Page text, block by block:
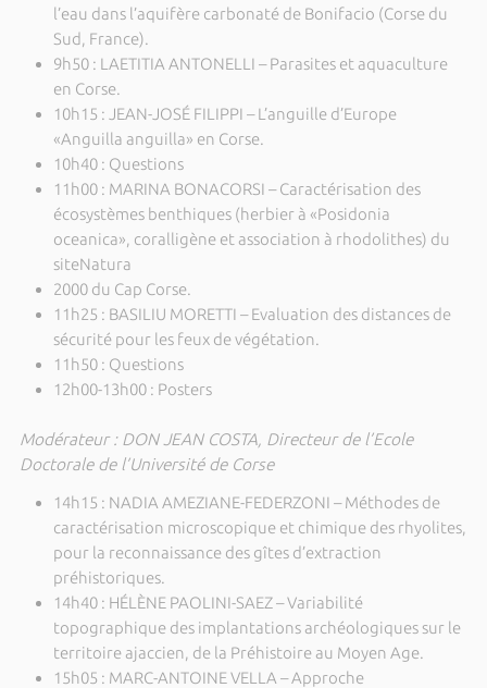
l’eau dans l’aquifère carbonaté de Bonifacio (Corse du
Sud, France).
9h50 : LAETITIA ANTONELLI – Parasites et aquaculture
en Corse.
10h15 : JEAN-JOSÉ FILIPPI – L’anguille d’Europe
«Anguilla anguilla» en Corse.
10h40 : Questions
11h00 : MARINA BONACORSI – Caractérisation des
écosystèmes benthiques (herbier à «Posidonia
oceanica», coralligène et association à rhodolithes) du
siteNatura
2000 du Cap Corse.
11h25 : BASILIU MORETTI – Evaluation des distances de
sécurité pour les feux de végétation.
11h50 : Questions
12h00-13h00 : Posters
Modérateur : DON JEAN COSTA, Directeur de l’Ecole
Doctorale de l’Université de Corse
14h15 : NADIA AMEZIANE-FEDERZONI – Méthodes de
caractérisation microscopique et chimique des rhyolites,
pour la reconnaissance des gîtes d’extraction
préhistoriques.
14h40 : HÉLÈNE PAOLINI-SAEZ – Variabilité
topographique des implantations archéologiques sur le
territoire ajaccien, de la Préhistoire au Moyen Age.
15h05 : MARC-ANTOINE VELLA – Approche